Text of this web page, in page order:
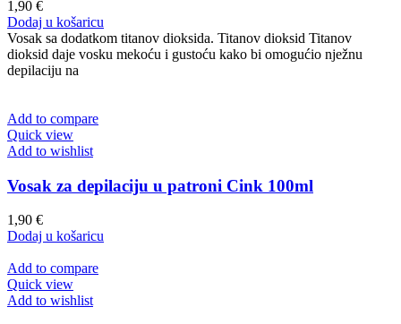
1,90 €
Dodaj u košaricu
Vosak sa dodatkom titanov dioksida. Titanov dioksid Titanov
dioksid daje vosku mekoću i gustoću kako bi omogućio nježnu
depilaciju na
Add to compare
Quick view
Add to wishlist
Vosak za depilaciju u patroni Cink 100ml
1,90 €
Dodaj u košaricu
Add to compare
Quick view
Add to wishlist